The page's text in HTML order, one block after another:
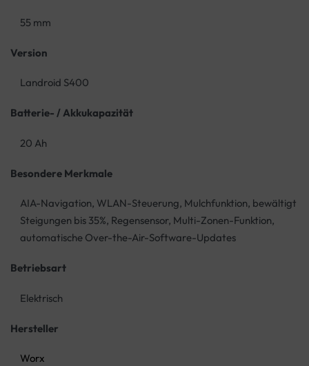
55 mm
Version
Landroid S400
Batterie- / Akkukapazität
20 Ah
Besondere Merkmale
AIA-Navigation, WLAN-Steuerung, Mulchfunktion, bewältigt
Steigungen bis 35%, Regensensor, Multi-Zonen-Funktion,
automatische Over-the-Air-Software-Updates
Betriebsart
Elektrisch
Hersteller
Worx